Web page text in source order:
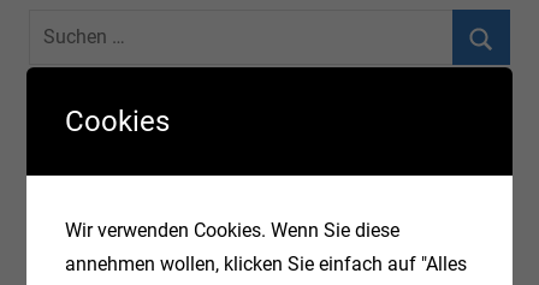
KATEGORIEN
Firefox(3)
Cookies
Wir verwenden Cookies. Wenn Sie diese
annehmen wollen, klicken Sie einfach auf "Alles